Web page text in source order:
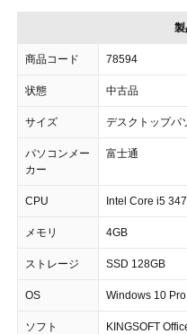
商品コード 78594
状態 中古品
サイズ デスクトップ
パソコンメー
カー
富士通
CPU Intel Core i5
メモリ 4GB
ストレージ SSD 128GB
OS Windows 10
ソフト KINGSOFT